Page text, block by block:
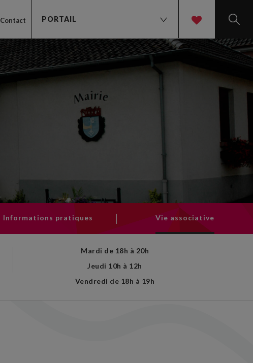
Contact PORTAIL
Informations pratiques Vie associative
Mardi de 18h à 20h
Jeudi 10h à 12h
Vendredi de 18h à 19h